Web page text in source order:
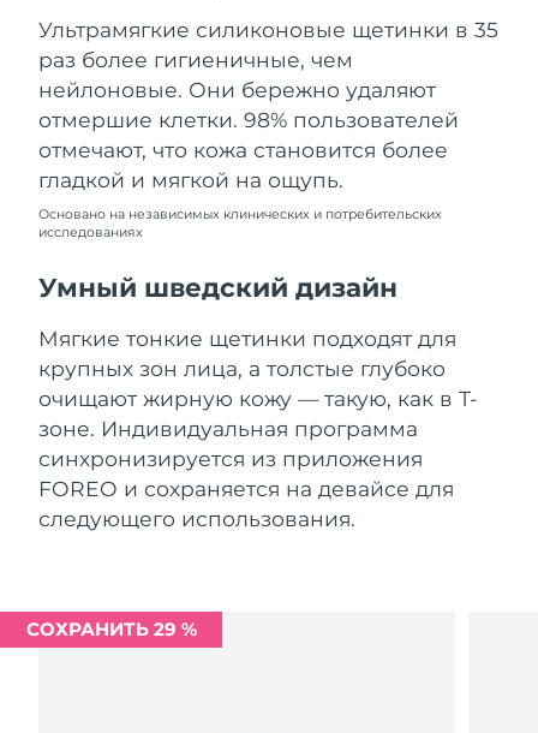
Ультрамягкие силиконовые щетинки в 35
раз более гигиеничные, чем
нейлоновые. Они бережно удаляют
отмершие клетки. 98% пользователей
отмечают, что кожа становится более
гладкой и мягкой на ощупь.
Основано на независимых клинических и потребительских
исследованиях
Умный шведский дизайн
Мягкие тонкие щетинки подходят для
крупных зон лица, а толстые глубоко
очищают жирную кожу — такую, как в Т-
зоне. Индивидуальная программа
синхронизируется из приложения
FOREO и сохраняется на девайсе для
следующего использования.
СОХРАНИТЬ 29 %
Саудовская Аравия
Ожидаемая дата доставки
Сингапур
Ожидаемая дата доставки
8/10/26
Словакия
Ожидаемая дата доставки
Южно-Африканская
Ожидаемая дата доставки
Республика Корея
Ожидаемая дата доставки
Испания
Ожидаемая дата доставки
Швейцария